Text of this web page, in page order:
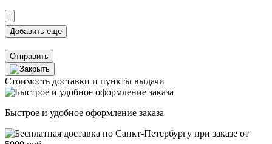
Отправить
Стоимость доставки и пункты выдачи
Быстрое и удобное оформление заказа